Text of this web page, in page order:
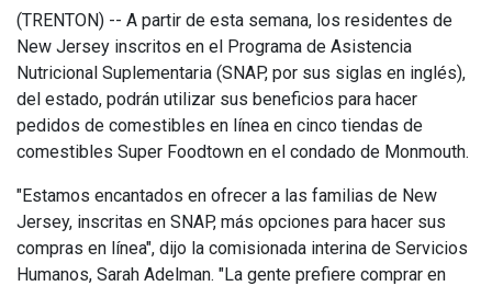
(TRENTON) -- A partir de esta semana, los residentes de
New Jersey inscritos en el Programa de Asistencia
Nutricional Suplementaria (SNAP, por sus siglas en inglés),
del estado, podrán utilizar sus beneficios para hacer
pedidos de comestibles en línea en cinco tiendas de
comestibles Super Foodtown en el condado de Monmouth.
"Estamos encantados en ofrecer a las familias de New
Jersey, inscritas en SNAP, más opciones para hacer sus
compras en línea", dijo la comisionada interina de Servicios
Humanos, Sarah Adelman. "La gente prefiere comprar en